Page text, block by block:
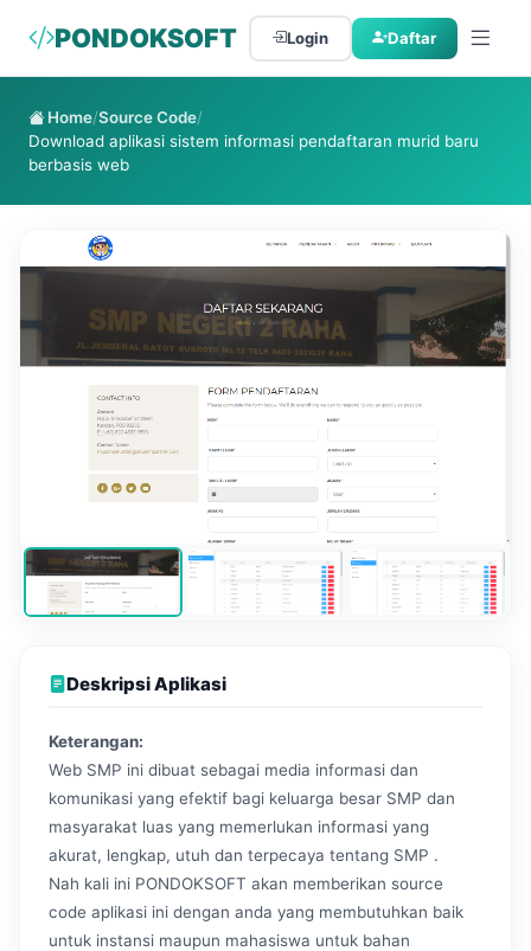
PONDOKSOFT Login Daftar
Home/Source Code/
Download aplikasi sistem informasi pendaftaran murid baru
berbasis web
Deskripsi Aplikasi
Keterangan:
Web SMP ini dibuat sebagai media informasi dan
komunikasi yang efektif bagi keluarga besar SMP dan
masyarakat luas yang memerlukan informasi yang
akurat, lengkap, utuh dan terpecaya tentang SMP .
Nah kali ini PONDOKSOFT akan memberikan source
code aplikasi ini dengan anda yang membutuhkan baik
untuk instansi maupun mahasiswa untuk bahan